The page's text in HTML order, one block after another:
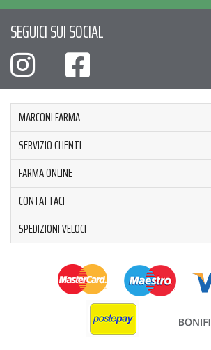
SEGUICI SUI SOCIAL
MARCONI FARMA
SERVIZIO CLIENTI
FARMA ONLINE
CONTATTACI
SPEDIZIONI VELOCI